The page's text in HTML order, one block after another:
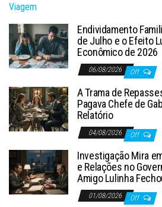
Viagem
Endividamento
de Julho e o Efeito
Econômico de 2026
06/08/2026 Off
A Trama de
Pagava Chefe de
Relatório
04/08/2026 Off
Investigação Mira
e Relações no
Amigo Lulinha
01/08/2026 Off